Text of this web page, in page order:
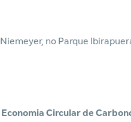
no Parque
Circular de